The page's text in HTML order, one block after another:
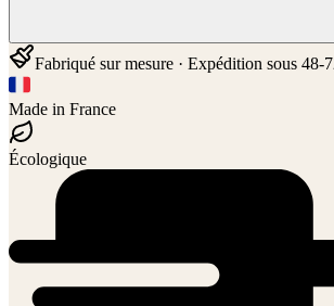
Fabriqué sur mesure · Expédition sous 48-
Made in France
Écologique